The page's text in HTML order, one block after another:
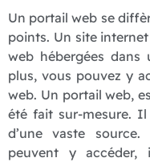
Un portail web se
points. Un site
web hébergées
plus, vous pouvez y
web. Un portail web,
été fait sur-mesure.
d’une vaste
peuvent y accéder,